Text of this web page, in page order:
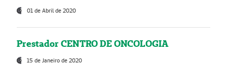
01 de Abril de 2020
Prestador CENTRO DE ONCOLOGIA
15 de Janeiro de 2020